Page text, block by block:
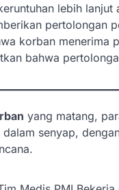
lebih
pertolongan
korban menerima
bahwa
yang matang,
senyap,